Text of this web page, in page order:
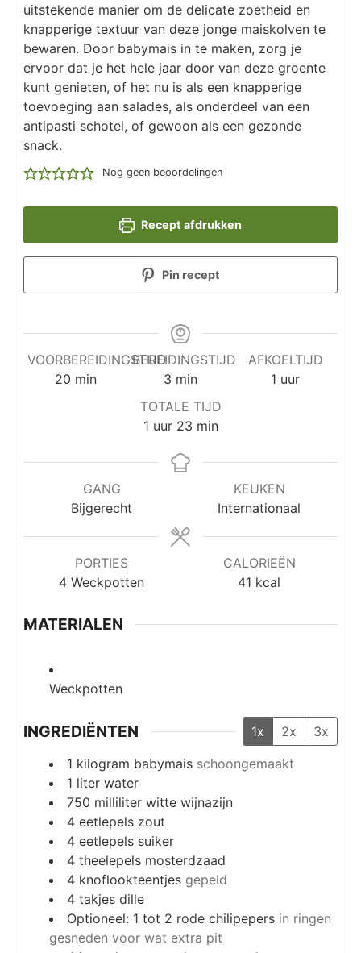
uitstekende manier om de delicate zoetheid en
knapperige textuur van deze jonge maiskolven te
bewaren. Door babymais in te maken, zorg je
ervoor dat je het hele jaar door van deze groente
kunt genieten, of het nu is als een knapperige
toevoeging aan salades, als onderdeel van een
antipasti schotel, of gewoon als een gezonde
snack.
Nog geen beoordelingen
Recept afdrukken
Pin recept
VOORBEREIDINGSTIJD
20minuten
min
BEREIDINGSTIJD
3 minuten
min
AFKOELTIJD
1 uur
uur
TOTALE TIJD
1uur
uur 23minuten
min
GANG
Bijgerecht
KEUKEN
Internationaal
PORTIES
4 Weckpotten
CALORIEËN
41 kcal
MATERIALEN
Weckpotten
INGREDIËNTEN 1x 2x
3x
1 kilogram babymais schoongemaakt
1 liter water
750 milliliter witte wijnazijn
4 eetlepels zout
4 eetlepels suiker
4 theelepels mosterdzaad
4 knoflookteentjes gepeld
4 takjes dille
Optioneel: 1 tot 2 rode chilipepers in ringen
gesneden voor wat extra pit